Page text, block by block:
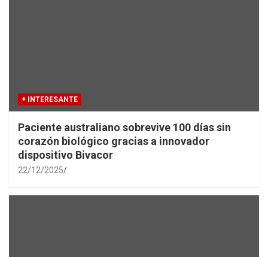
+ INTERESANTE
Paciente australiano sobrevive 100 días sin
corazón biológico gracias a innovador
dispositivo Bivacor
22/12/2025